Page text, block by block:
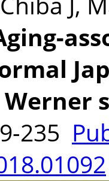
235